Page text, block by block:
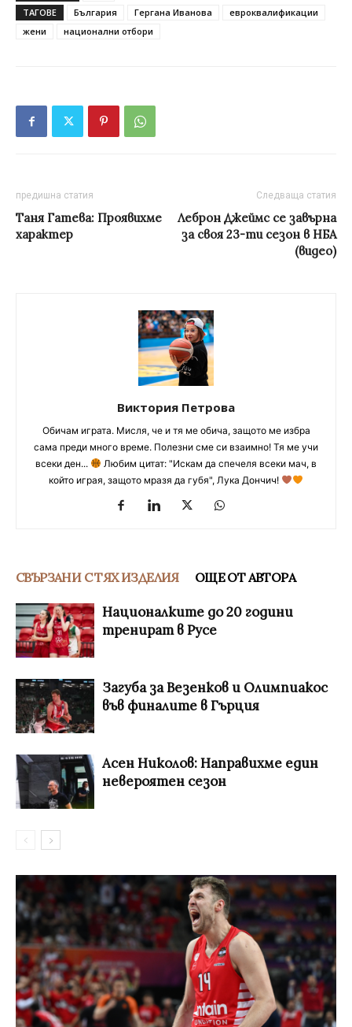
ТАГОВЕ
България Гергана Иванова
евроквалификации
жени
национални отбори
предишна статия
Таня Гатева: Проявихме
характер
Следваща статия
Леброн Джеймс се завърна
за своя 23-ти сезон в НБА
(видео)
Виктория Петрова
Обичам играта. Мисля, че и тя ме обича, защото ме избра
сама преди много време. Полезни сме си взаимно! Тя ме учи
всеки ден...
Любим цитат: "Искам да спечеля всеки мач, в
който играя, защото мразя да губя", Лука Дончич!
СВЪРЗАНИ С ТЯХ ИЗДЕЛИЯ ОЩЕ ОТ АВТОРА
Националките до 20 години
тренират в Русе
Загуба за Везенков и Олимпиакос
във финалите в Гърция
Асен Николов: Направихме един
невероятен сезон